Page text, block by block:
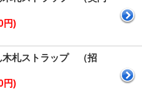
円)
木札ストラップ （招
円)